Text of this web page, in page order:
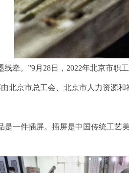
牵。”9月28日，2022年北京市
北京市总工会、北京市人力资源
一件插屏。插屏是中国传统工艺